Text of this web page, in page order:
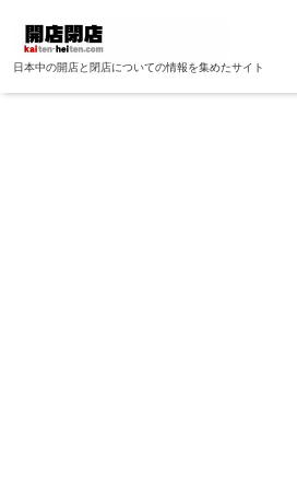
日本中の開店と閉店についての情報を集めたサイト